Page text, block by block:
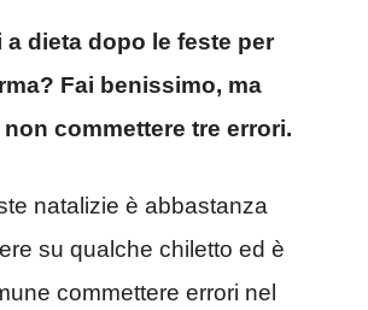
a dieta dopo le feste per
Fai benissimo, ma
commettere tre errori.
natalizie è abbastanza
su qualche chiletto ed è
commettere errori nel